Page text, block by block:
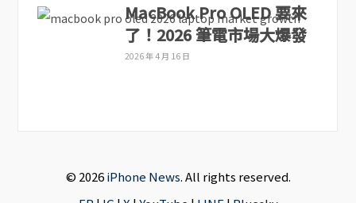
MacBook Pro OLED 要來
了！2026 筆電市場大爆發
2026 年 4 月 16 日
© 2026iPhone News. All rights reserved.